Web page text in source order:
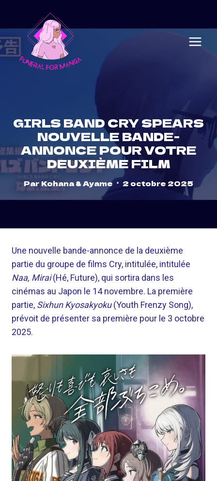
content
GIRLS BAND CRY SPEARS
NOUVELLE BANDE-
ANNONCE POUR VOTRE
DEUXIÈME FILM
ParKohana & Ayame 2 octobre 2025
Une nouvelle bande-annonce de la deuxième
partie du groupe de films Cry, intitulée, intitulée
Naa, Mirai(Hé, Future), qui sortira dans les
cinémas au Japon le 14 novembre. La première
partie, Sixhun Kyosakyoku(Youth Frenzy Song),
prévoit de présenter sa première pour le 3 octobre
2025.